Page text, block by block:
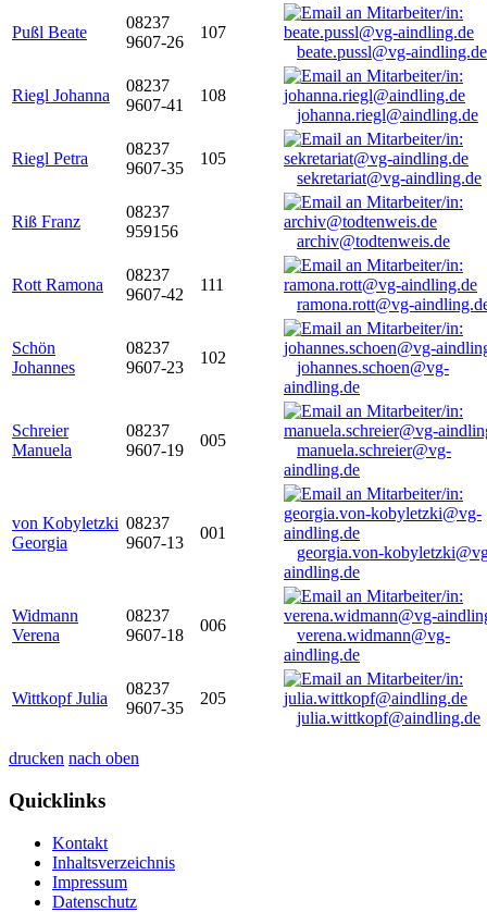
Pußl Beate
08237
9607-26
107
beate.pussl@vg-aindling.de
Riegl Johanna
08237
9607-41
108
johanna.riegl@aindling.de
Riegl Petra
08237
9607-35
105
sekretariat@vg-aindling.de
Riß Franz
08237
959156
archiv@todtenweis.de
Rott Ramona
08237
9607-42
111
ramona.rott@vg-
Schön
Johannes
08237
9607-23
102
johannes.schoen@vg-
aindling.de
Schreier
Manuela
08237
9607-19
005
manuela.schreier@vg-
aindling.de
von Kobyletzki
Georgia
08237
9607-13
001
georgia.von-
aindling.de
Widmann
Verena
08237
9607-18
006
verena.widmann@vg-
aindling.de
Wittkopf Julia
08237
9607-35
205
julia.wittkopf@aindling.de
drucken nach oben
Quicklinks
Kontakt
Inhaltsverzeichnis
Impressum
Datenschutz